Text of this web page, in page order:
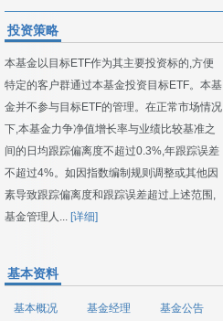
投资策略
本基金以目标ETF作为其主要投资标的,方便
特定的客户群通过本基金投资目标ETF。本基
金并不参与目标ETF的管理。在正常市场情况
下,本基金力争净值增长率与业绩比较基准之
间的日均跟踪偏离度不超过0.3%,年跟踪误差
不超过4%。如因指数编制规则调整或其他因
素导致跟踪偏离度和跟踪误差超过上述范围,
基金管理人... [详细]
基本资料
基本概况 基金经理
基金公告